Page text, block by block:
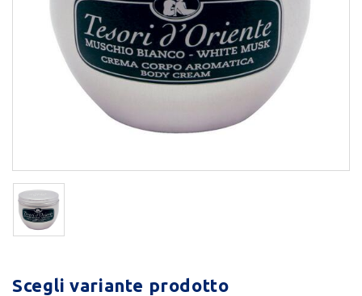
Scegli variante prodotto